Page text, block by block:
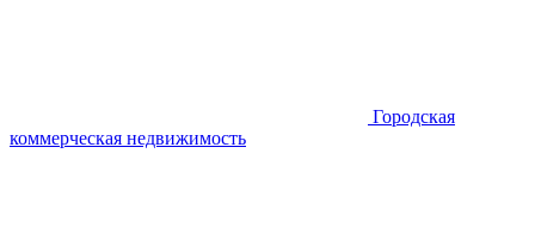
Городская
коммерческая недвижимость